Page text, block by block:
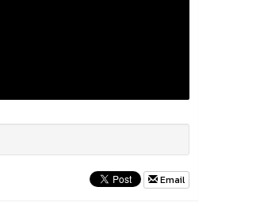
Email